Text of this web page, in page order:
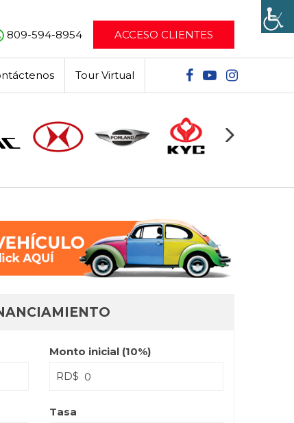
809-594-8954 ACCESO CLIENTES
Tour Virtual
Monto inicial (10%)
RD$
Tasa